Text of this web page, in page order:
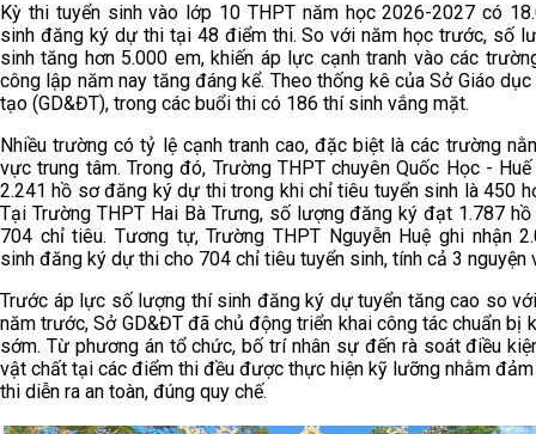
Kỳ thi tuyển sinh vào lớp 10 THPT năm học 2026-2027 có
sinh đăng ký dự thi tại 48 điểm thi. So với năm học trước, số
sinh tăng hơn 5.000 em, khiến áp lực cạnh tranh vào các
công lập năm nay tăng đáng kể. Theo thống kê của Sở Giáo
tạo (GD&ĐT), trong các buổi thi có 186 thí sinh vắng mặt.
Nhiều trường có tỷ lệ cạnh tranh cao, đặc biệt là các trường
vực trung tâm. Trong đó, Trường THPT chuyên Quốc Học -
2.241 hồ sơ đăng ký dự thi trong khi chỉ tiêu tuyển sinh là 450
Tại Trường THPT Hai Bà Trưng, số lượng đăng ký đạt 1.787
704 chỉ tiêu. Tương tự, Trường THPT Nguyễn Huệ ghi nhận
sinh đăng ký dự thi cho 704 chỉ tiêu tuyển sinh, tính cả 3 nguyện
Trước áp lực số lượng thí sinh đăng ký dự tuyển tăng cao so
năm trước, Sở GD&ĐT đã chủ động triển khai công tác chuẩn bị
sớm. Từ phương án tổ chức, bố trí nhân sự đến rà soát điều
vật chất tại các điểm thi đều được thực hiện kỹ lưỡng nhằm
thi diễn ra an toàn, đúng quy chế.